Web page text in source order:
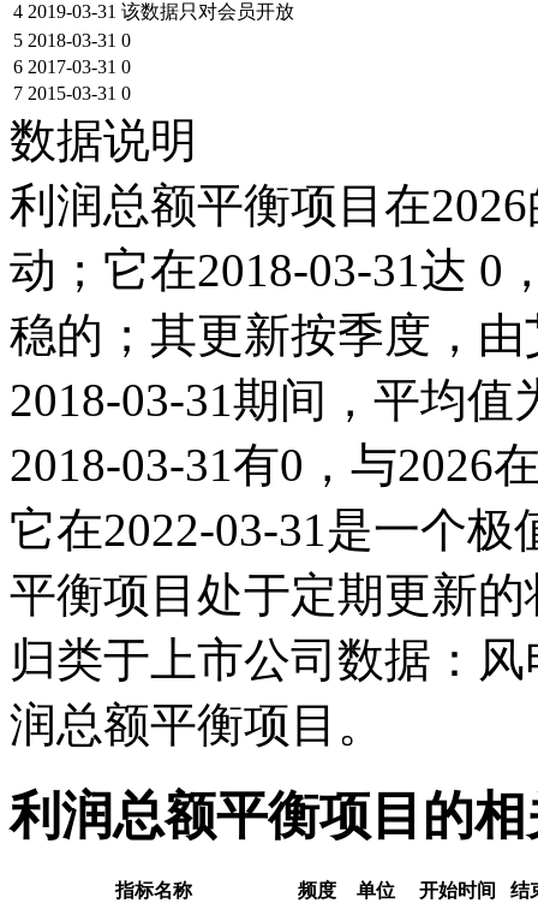
4 2019-03-31 该数据只对会员开放
5 2018-03-31 0
6 2017-03-31 0
7 2015-03-31 0
数据说明
利润总额平衡项目在
动；它在2018-03-31达 0
稳的；其更新按季度，
2018-03-31期间，平均
2018-03-31有0，与2026
它在2022-03-31是一个
平衡项目处于定期更新
归类于上市公司数据：
润总额平衡项目。
利润总额平衡项目的
指标名称 频度 单位 开始时间
结